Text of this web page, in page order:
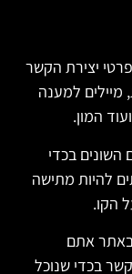
יצירת הקשר
מיילים למענה
המון.
בכדי
להיות מתישה
הקו.
אתם
בכדי שנוכל